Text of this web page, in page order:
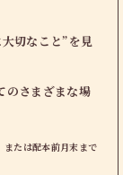
切なこと”を見
のさまざまな場
たは配本前月末まで